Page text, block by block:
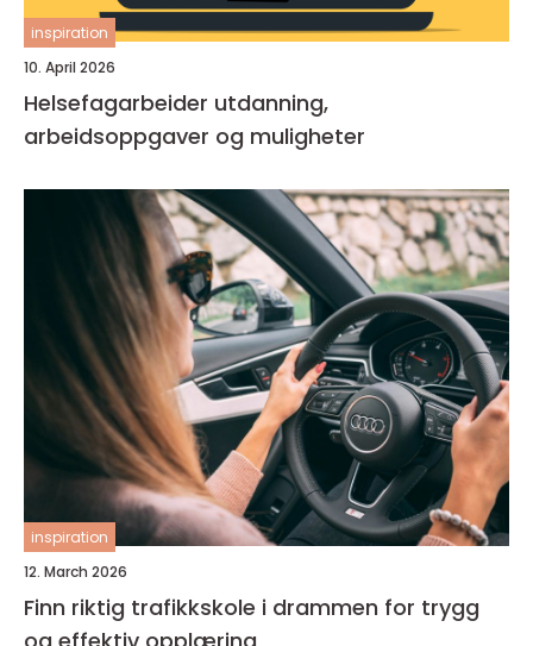
inspiration
10. April 2026
Helsefagarbeider utdanning,
arbeidsoppgaver og muligheter
inspiration
12. March 2026
Finn riktig trafikkskole i drammen for trygg